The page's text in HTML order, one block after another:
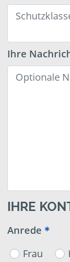
Ihre
IHRE
Anrede
Frau